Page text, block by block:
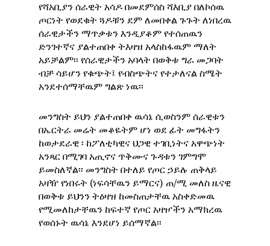
የሻአቢያን ሰራዊት አሳዶ በመደምሰስ ሻእቢያ በለኮሰዉ
ጦርነት የወደቁት ጓዶቹን ደም ለመበቀል ጉጉት ለነበረዉ
ሰራዊታችን ማጥቃቱን እንዲያቆም የተሰጠዉን
ድንገተኛና ያልተጠበቀ ትእዛዝ አላስከፋዉም ማለት
አይቻልም፡፡ የሰራዊታችን አባላት በወቅቱ ግራ መጋባት
ብቻ ሳይሆን የቁጭት፤ የብስጭትና የተታለናል ስሜት
አንደተሰማቸዉም ግልጽ ነዉ፡፡
መንግስት ይህን ያልተጠበቀ ዉሳኔ ሲወስንም ሰራዊቱን
በኤርትራ መሬት መቆዬትም ሆነ ወደ ፊት መግፋትን
ከወታደራዊ ፡ ከፖለቲካዊና ህጋዊ ተገቢነትና አዋጭነት
አንጻር በሚገባ አጢኖና ጥቅሙና ጉዳቱን ገምግሞ
ይመስለኛል፡፡ መንግስት በተለይ የጦር ኃይሉ ጠቅላይ
አዛዥ የነበሩት (ነፍሳቸዉን ይማርና) ጠ/ሚ መለስ ዜናዊ
በወቅቱ ይህንን ትዕዛዝ ከመስጠታቸዉ አስቀድመዉ
የሚመለከታቸዉን ከፍተኛ የጦር አዛዦችን አማክረዉ
የወሰኑት ዉሳኔ እንደሆነ ይሰማኛል፡፡